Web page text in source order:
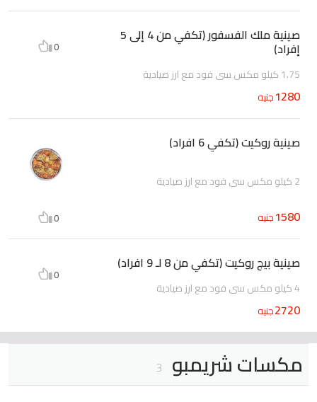
صينية ملك الفسفور (تكفي من 4 إلى 5
إفراد)
1.75 كيلو مكس سى فود مع ارز صيادية
1280جنيه
0
صينية روكيت (تكفي 6 افراد)
2 كيلو مكس سى فود مع ارز صيادية
1580جنيه 0
صينية بيج روكيت (تكفي من 8 لـ 9 افراد)
4 كيلو مكس سى فود مع ارز صيادية
2720جنيه
0
مكسات شريمبو 3